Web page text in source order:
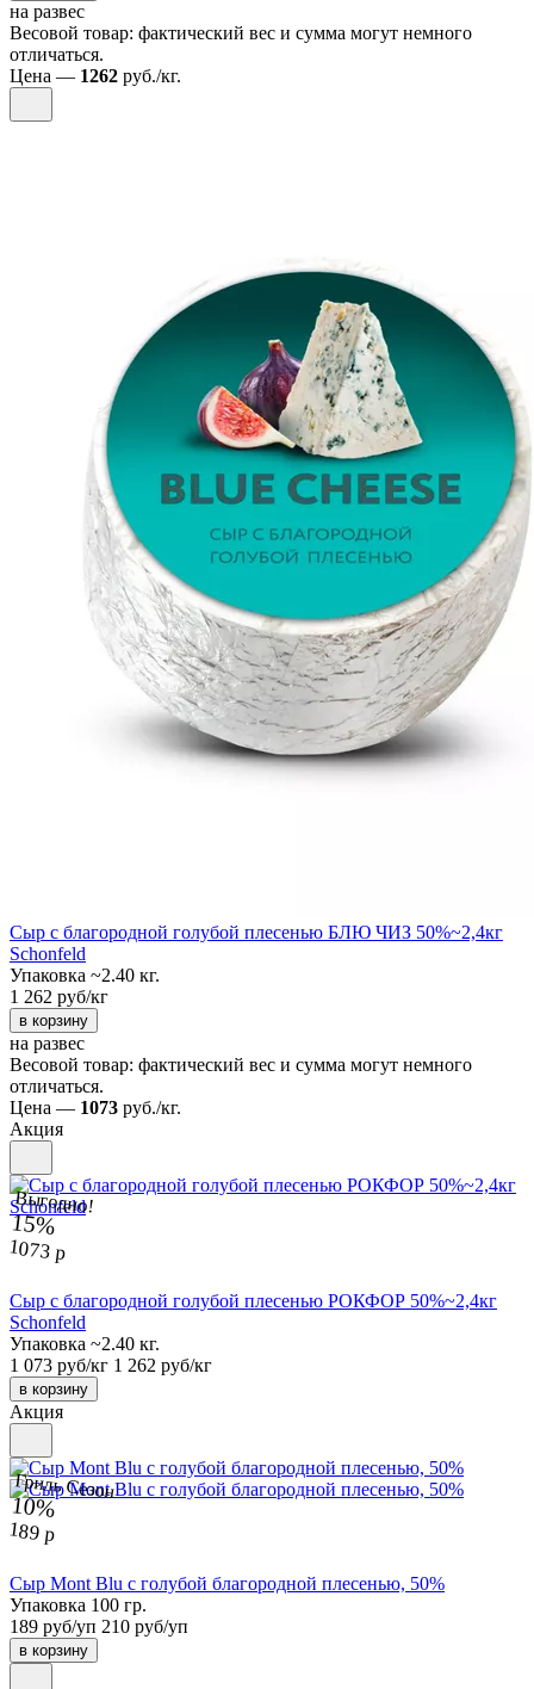
на развес
Весовой товар: фактический вес и сумма могут немного
отличаться.
Цена — 1262 руб./кг.
Сыр с благородной голубой плесенью БЛЮ ЧИЗ 50%~2,4кг
Schonfeld
Упаковка ~2.40 кг.
1 262 руб/кг
в корзину
на развес
Весовой товар: фактический вес и сумма могут немного
отличаться.
Цена — 1073 руб./кг.
Акция
Выгодно!
15%
1073 р
Сыр с благородной голубой плесенью РОКФОР 50%~2,4кг
Schonfeld
Упаковка ~2.40 кг.
1 073 руб/кг 1 262 руб/кг
в корзину
Акция
Гриль Сезон
10%
189 р
Сыр Mont Blu с голубой благородной плесенью, 50%
Упаковка 100 гр.
189 руб/уп 210 руб/уп
в корзину